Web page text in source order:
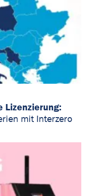
Lizenzierung:
mit Interzero